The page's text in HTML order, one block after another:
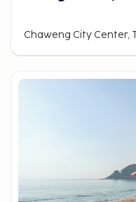
Laem and the
glimpse into local life
every type
Whether you're
solo, Koh Samui
accommodations.
beachfront
with private pools
ocean views and
Chaweng City Center,